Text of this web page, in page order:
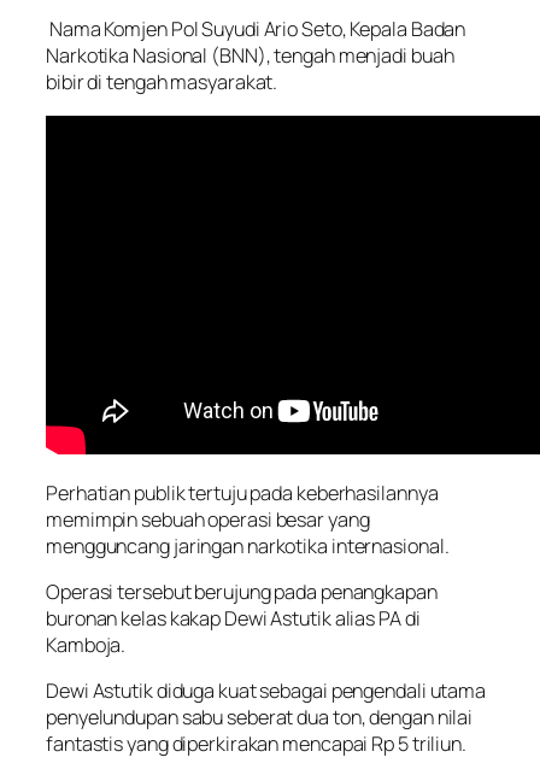
Nama Komjen Pol Suyudi Ario Seto, Kepala Badan
Narkotika Nasional (BNN), tengah menjadi buah
bibir di tengah masyarakat.
Perhatian publik tertuju pada keberhasilannya
memimpin sebuah operasi besar yang
mengguncang jaringan narkotika internasional.
Operasi tersebut berujung pada penangkapan
buronan kelas kakap Dewi Astutik alias PA di
Kamboja.
Dewi Astutik diduga kuat sebagai pengendali utama
penyelundupan sabu seberat dua ton, dengan nilai
fantastis yang diperkirakan mencapai Rp 5 triliun.